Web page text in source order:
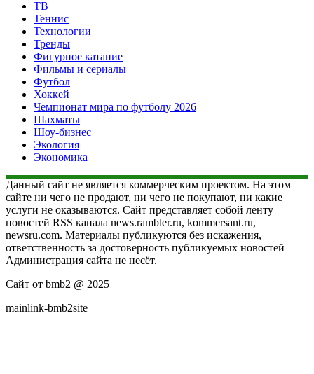
ТВ
Теннис
Технологии
Тренды
Фигурное катание
Фильмы и сериалы
Футбол
Хоккей
Чемпионат мира по футболу 2026
Шахматы
Шоу-бизнес
Экология
Экономика
Данный сайт не является коммерческим проектом. На этом
сайте ни чего не продают, ни чего не покупают, ни какие
услуги не оказываются. Сайт представляет собой ленту
новостей RSS канала news.rambler.ru, kommersant.ru,
newsru.com. Материалы публикуются без искажения,
ответственность за достоверность публикуемых новостей
Администрация сайта не несёт.
Сайт от bmb2 @ 2025
mainlink-bmb2site